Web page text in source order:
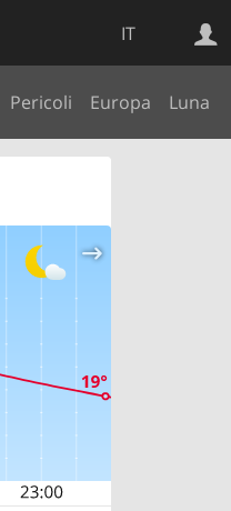
IT
Pericoli Europa Luna